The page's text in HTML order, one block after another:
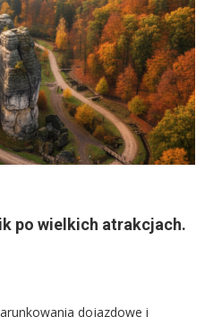
po wielkich atrakcjach.
dojazdowe i